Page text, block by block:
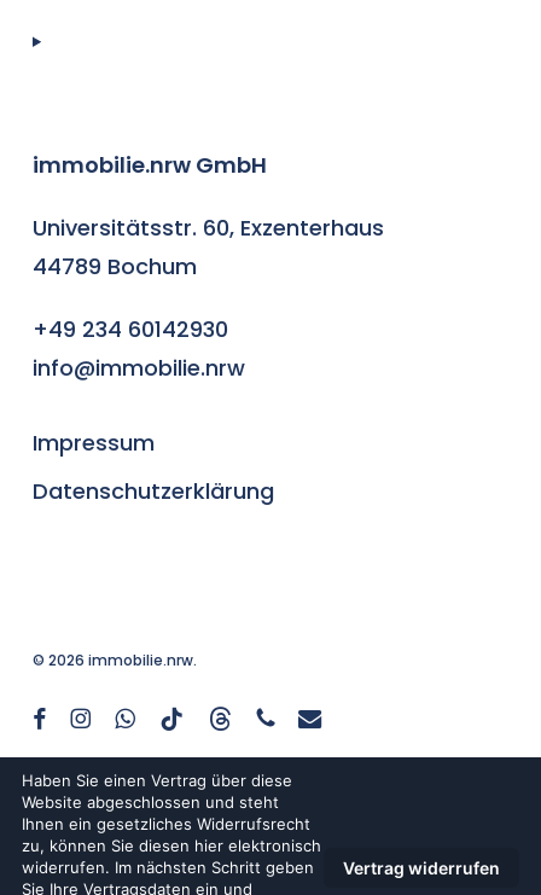
immobilie.nrw GmbH
Universitätsstr. 60, Exzenterhaus
44789 Bochum
+49 234 60142930
info@immobilie.nrw
Impressum
Datenschutzerklärung
© 2026 immobilie.nrw.
facebookinstagramwhatsapp
tiktok threadsphoneemail